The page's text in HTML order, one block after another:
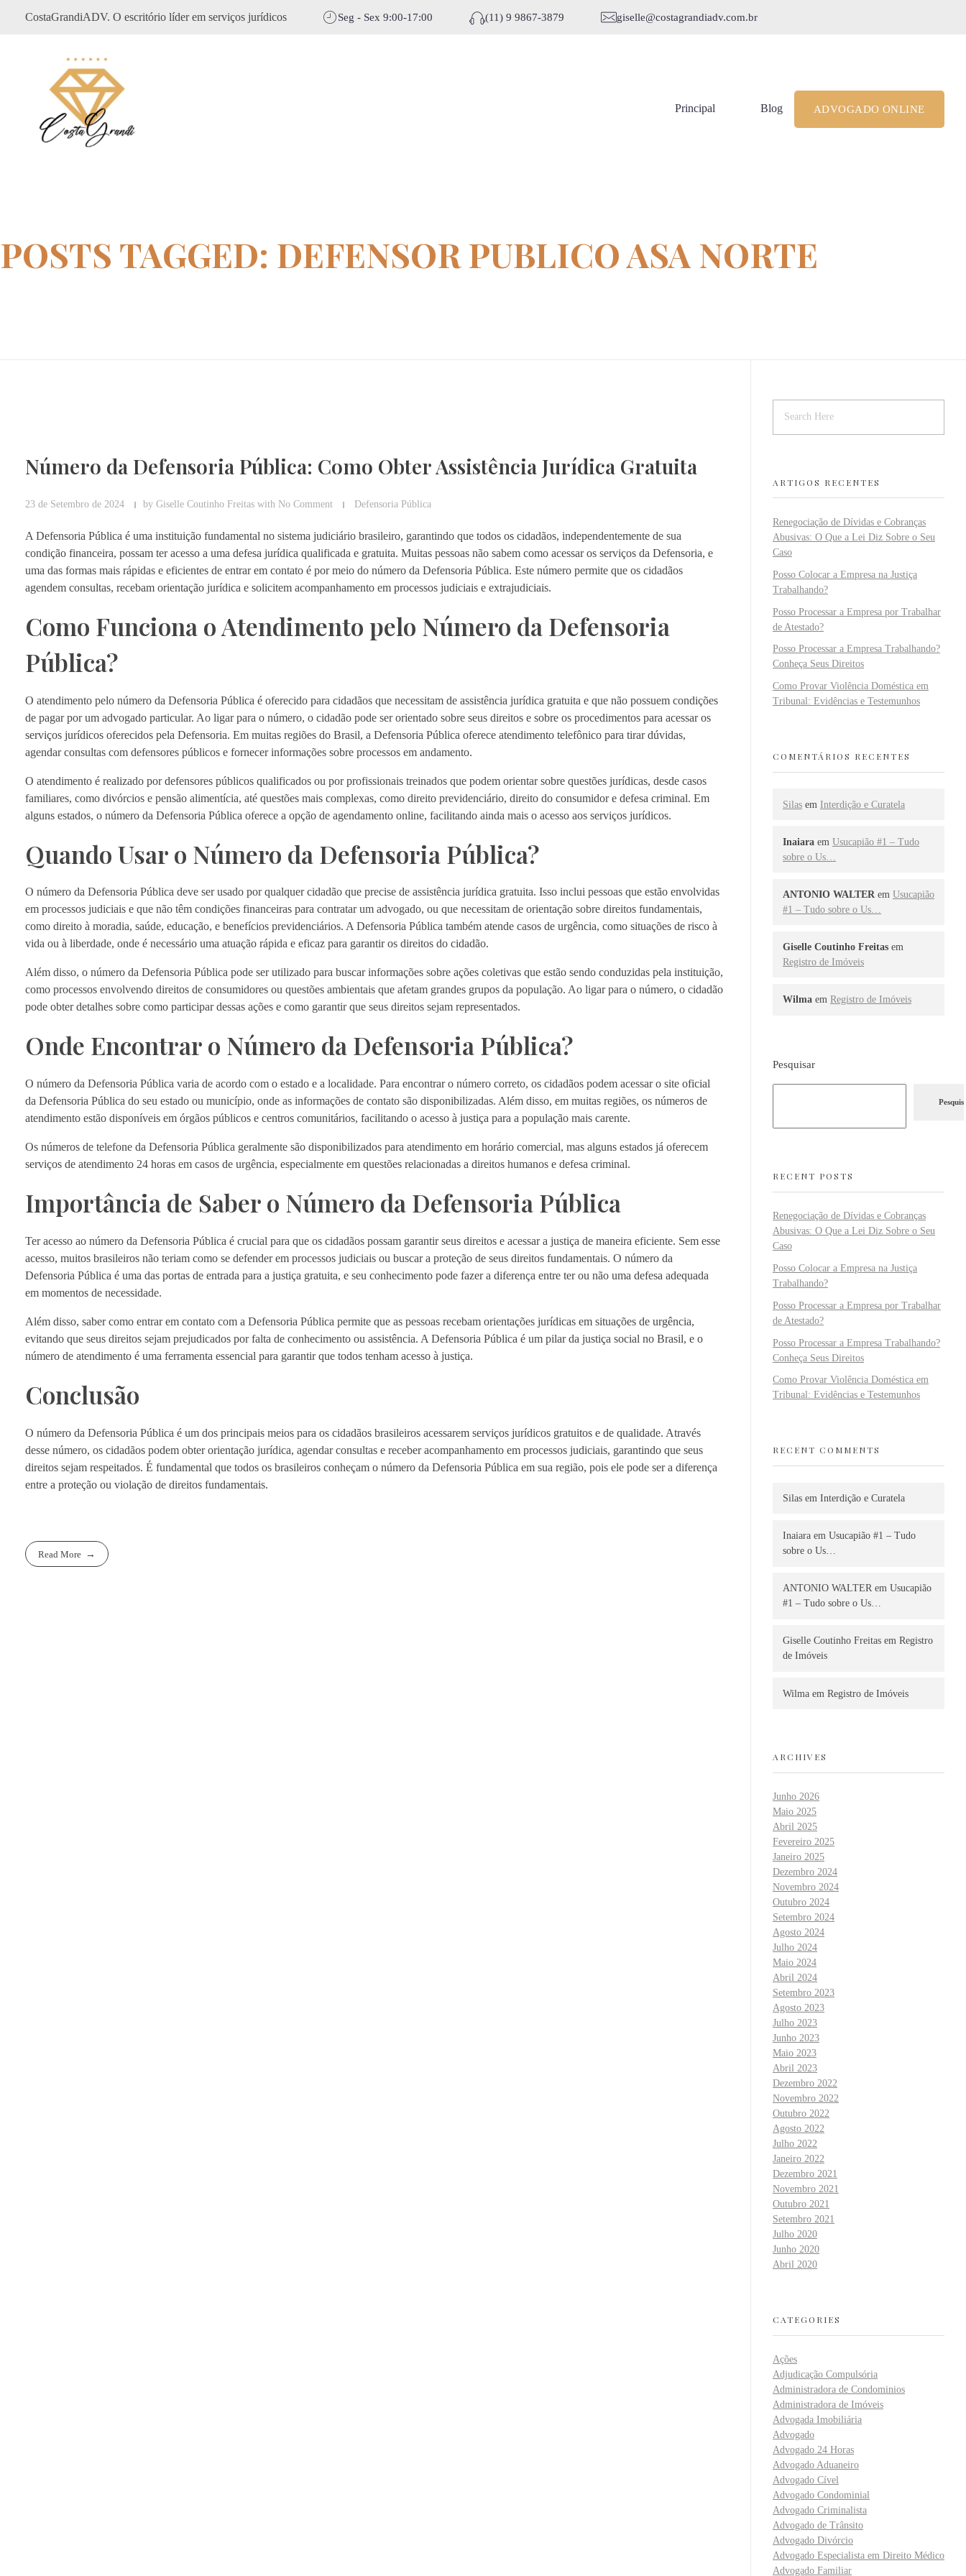
CostaGrandiADV. O escritório líder em serviços jurídicos Seg - Sex 9:00-17:00 (11) 9 9867-3879 giselle@costagrandiadv.com.br
Principal Blog ADVOGADO ONLINE
POSTS TAGGED: DEFENSOR PUBLICO ASA NORTE
Número da Defensoria Pública: Como Obter Assistência Jurídica Gratuita
23 de Setembro de 2024 by Giselle Coutinho Freitas with No Comment Defensoria Pública
A Defensoria Pública é uma instituição fundamental no sistema judiciário brasileiro, garantindo que todos os cidadãos, independentemente de sua
condição financeira, possam ter acesso a uma defesa jurídica qualificada e gratuita. Muitas pessoas não sabem como acessar os serviços da Defensoria, e
uma das formas mais rápidas e eficientes de entrar em contato é por meio do número da Defensoria Pública. Este número permite que os cidadãos
agendem consultas, recebam orientação jurídica e solicitem acompanhamento em processos judiciais e extrajudiciais.
Como Funciona o Atendimento pelo Número da Defensoria
Pública?
O atendimento pelo número da Defensoria Pública é oferecido para cidadãos que necessitam de assistência jurídica gratuita e que não possuem condições
de pagar por um advogado particular. Ao ligar para o número, o cidadão pode ser orientado sobre seus direitos e sobre os procedimentos para acessar os
serviços jurídicos oferecidos pela Defensoria. Em muitas regiões do Brasil, a Defensoria Pública oferece atendimento telefônico para tirar dúvidas,
agendar consultas com defensores públicos e fornecer informações sobre processos em andamento.
O atendimento é realizado por defensores públicos qualificados ou por profissionais treinados que podem orientar sobre questões jurídicas, desde casos
familiares, como divórcios e pensão alimentícia, até questões mais complexas, como direito previdenciário, direito do consumidor e defesa criminal. Em
alguns estados, o número da Defensoria Pública oferece a opção de agendamento online, facilitando ainda mais o acesso aos serviços jurídicos.
Quando Usar o Número da Defensoria Pública?
O número da Defensoria Pública deve ser usado por qualquer cidadão que precise de assistência jurídica gratuita. Isso inclui pessoas que estão envolvidas
em processos judiciais e que não têm condições financeiras para contratar um advogado, ou que necessitam de orientação sobre direitos fundamentais,
como direito à moradia, saúde, educação, e benefícios previdenciários. A Defensoria Pública também atende casos de urgência, como situações de risco à
vida ou à liberdade, onde é necessário uma atuação rápida e eficaz para garantir os direitos do cidadão.
Além disso, o número da Defensoria Pública pode ser utilizado para buscar informações sobre ações coletivas que estão sendo conduzidas pela instituição,
como processos envolvendo direitos de consumidores ou questões ambientais que afetam grandes grupos da população. Ao ligar para o número, o cidadão
pode obter detalhes sobre como participar dessas ações e como garantir que seus direitos sejam representados.
Onde Encontrar o Número da Defensoria Pública?
O número da Defensoria Pública varia de acordo com o estado e a localidade. Para encontrar o número correto, os cidadãos podem acessar o site oficial
da Defensoria Pública do seu estado ou município, onde as informações de contato são disponibilizadas. Além disso, em muitas regiões, os números de
atendimento estão disponíveis em órgãos públicos e centros comunitários, facilitando o acesso à justiça para a população mais carente.
Os números de telefone da Defensoria Pública geralmente são disponibilizados para atendimento em horário comercial, mas alguns estados já oferecem
serviços de atendimento 24 horas em casos de urgência, especialmente em questões relacionadas a direitos humanos e defesa criminal.
Importância de Saber o Número da Defensoria Pública
Ter acesso ao número da Defensoria Pública é crucial para que os cidadãos possam garantir seus direitos e acessar a justiça de maneira eficiente. Sem esse
acesso, muitos brasileiros não teriam como se defender em processos judiciais ou buscar a proteção de seus direitos fundamentais. O número da
Defensoria Pública é uma das portas de entrada para a justiça gratuita, e seu conhecimento pode fazer a diferença entre ter ou não uma defesa adequada
em momentos de necessidade.
Além disso, saber como entrar em contato com a Defensoria Pública permite que as pessoas recebam orientações jurídicas em situações de urgência,
evitando que seus direitos sejam prejudicados por falta de conhecimento ou assistência. A Defensoria Pública é um pilar da justiça social no Brasil, e o
número de atendimento é uma ferramenta essencial para garantir que todos tenham acesso à justiça.
Conclusão
O número da Defensoria Pública é um dos principais meios para os cidadãos brasileiros acessarem serviços jurídicos gratuitos e de qualidade. Através
desse número, os cidadãos podem obter orientação jurídica, agendar consultas e receber acompanhamento em processos judiciais, garantindo que seus
direitos sejam respeitados. É fundamental que todos os brasileiros conheçam o número da Defensoria Pública em sua região, pois ele pode ser a diferença
entre a proteção ou violação de direitos fundamentais.
Read More
ARTIGOS RECENTES
Renegociação de Dívidas e Cobranças
Abusivas: O Que a Lei Diz Sobre o Seu
Caso
Posso Colocar a Empresa na Justiça
Trabalhando?
Posso Processar a Empresa por Trabalhar
de Atestado?
Posso Processar a Empresa Trabalhando?
Conheça Seus Direitos
Como Provar Violência Doméstica em
Tribunal: Evidências e Testemunhos
COMENTÁRIOS RECENTES
Silas em Interdição e Curatela
Inaiara em Usucapião #1 – Tudo
sobre o Us…
ANTONIO WALTER em Usucapião
#1 – Tudo sobre o Us…
Giselle Coutinho Freitas em
Registro de Imóveis
Wilma em Registro de Imóveis
Pesquisar
RECENT POSTS
Renegociação de Dívidas e Cobranças
Abusivas: O Que a Lei Diz Sobre o Seu
Caso
Posso Colocar a Empresa na Justiça
Trabalhando?
Posso Processar a Empresa por Trabalhar
de Atestado?
Posso Processar a Empresa Trabalhando?
Conheça Seus Direitos
Como Provar Violência Doméstica em
Tribunal: Evidências e Testemunhos
RECENT COMMENTS
Silas em Interdição e Curatela
Inaiara em Usucapião #1 – Tudo
sobre o Us…
ANTONIO WALTER em Usucapião
#1 – Tudo sobre o Us…
Giselle Coutinho Freitas em Registro
de Imóveis
Wilma em Registro de Imóveis
ARCHIVES
Junho 2026
Maio 2025
Abril 2025
Fevereiro 2025
Janeiro 2025
Dezembro 2024
Novembro 2024
Outubro 2024
Setembro 2024
Agosto 2024
Julho 2024
Maio 2024
Abril 2024
Setembro 2023
Agosto 2023
Julho 2023
Junho 2023
Maio 2023
Abril 2023
Dezembro 2022
Novembro 2022
Outubro 2022
Agosto 2022
Julho 2022
Janeiro 2022
Dezembro 2021
Novembro 2021
Outubro 2021
Setembro 2021
Julho 2020
Junho 2020
Abril 2020
CATEGORIES
Ações
Adjudicação Compulsória
Administradora de Condominios
Administradora de Imóveis
Advogada Imobiliária
Advogado
Advogado 24 Horas
Advogado Aduaneiro
Advogado Cível
Advogado Condominial
Advogado Criminalista
Advogado de Trânsito
Advogado Divórcio
Advogado Especialista em Direito Médico
Advogado Familiar